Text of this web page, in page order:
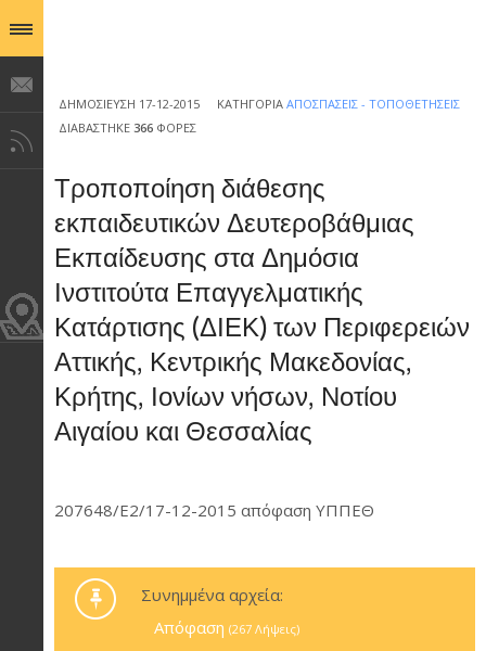
ΔΗΜΟΣΊΕΥΣΗ 17-12-2015 ΚΑΤΗΓΟΡΊΑ ΑΠΟΣΠΆΣΕΙΣ - ΤΟΠΟΘΕΤΉΣΕΙΣ
ΔΙΑΒΆΣΤΗΚΕ 366 ΦΟΡΈΣ
Τροποποίηση διάθεσης
εκπαιδευτικών Δευτεροβάθμιας
Εκπαίδευσης στα Δημόσια
Ινστιτούτα Επαγγελματικής
Κατάρτισης (ΔΙΕΚ) των Περιφερειών
Αττικής, Κεντρικής Μακεδονίας,
Κρήτης, Ιονίων νήσων, Νοτίου
Αιγαίου και Θεσσαλίας
207648/E2/17-12-2015 απόφαση ΥΠΠΕΘ
Συνημμένα αρχεία:
Απόφαση (267 Λήψεις)